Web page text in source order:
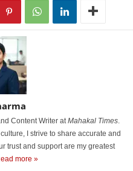
Content Writer atMahakal Times.
I strive to share accurate and
trust and support are my greatest
more »